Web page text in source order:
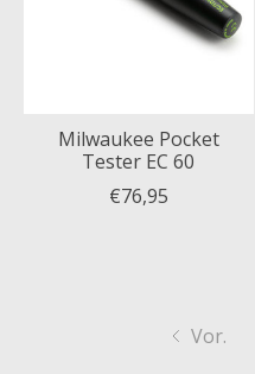
Milwaukee Pocket
Tester EC 60
€76,95
Vor.